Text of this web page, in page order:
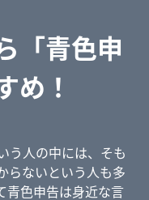
「青色申
め！
う人の中には、そも
らないという人も多
青色申告は身近な言